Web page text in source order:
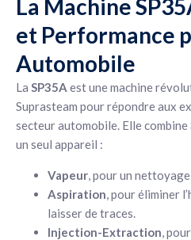
La Machine
et Performance
Automobile
La SP35A est une machine
Suprasteam pour répondre aux
secteur automobile. Elle combine
un seul appareil :
Vapeur, pour un
Aspiration, pour éliminer
laisser de traces.
Injection-Extraction,